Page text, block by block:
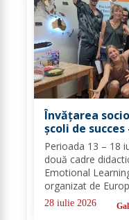
Învățarea
școli de
două cadre
Gimnazială
Perioada 13 – 18
două cadre
Emotional
organizat de
prin programul de
educație școlară
28 iulie 2026